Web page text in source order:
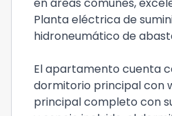
Planta eléctrica de
hidroneumático de
El apartamento cuenta
dormitorio principal con
principal completo con